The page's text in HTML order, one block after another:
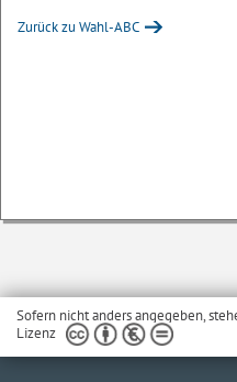
Zurück zu Wahl-ABC
Sofern nicht anders angegeben,
Lizenz